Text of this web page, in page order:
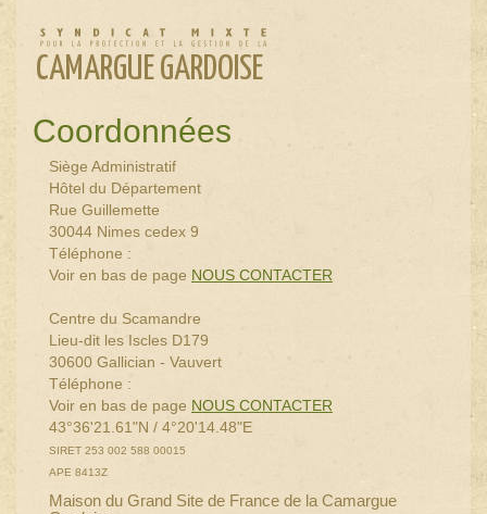
CAMARGUE GARDOISE
Coordonnées
Siège Administratif
Hôtel du Département
Rue Guillemette
30044 Nimes cedex 9
Téléphone :
Voir en bas de page NOUS CONTACTER
Centre du Scamandre
Lieu-dit les Iscles D179
30600 Gallician - Vauvert
Téléphone :
Voir en bas de page NOUS CONTACTER
43°36'21.61"N / 4°20'14.48"E
SIRET 253 002 588 00015
APE 8413Z
Maison du Grand Site de France de la Camargue